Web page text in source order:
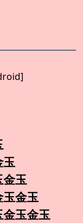
玉
金玉
玉金玉